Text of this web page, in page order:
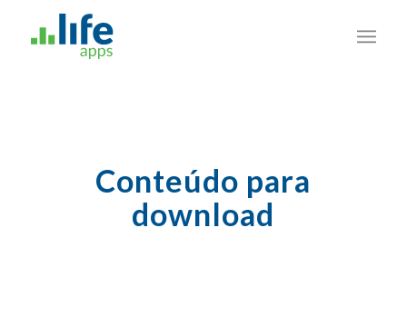
Conteúdo para
download